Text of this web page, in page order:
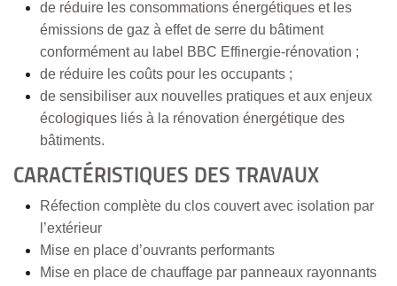
de réduire les consommations énergétiques et les
émissions de gaz à effet de serre du bâtiment
conformément au label BBC Effinergie-rénovation ;
de réduire les coûts pour les occupants ;
de sensibiliser aux nouvelles pratiques et aux enjeux
écologiques liés à la rénovation énergétique des
bâtiments.
CARACTÉRISTIQUES DES TRAVAUX
Réfection complète du clos couvert avec isolation par
l’extérieur
Mise en place d’ouvrants performants
Mise en place de chauffage par panneaux rayonnants